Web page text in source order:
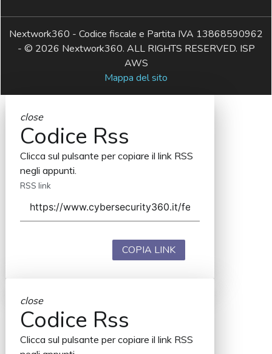
Nextwork360 - Codice fiscale e Partita IVA 13868590962
- © 2026 Nextwork360. ALL RIGHTS RESERVED. ISP
AWS
Mappa del sito
close
Codice Rss
Clicca sul pulsante per copiare il link RSS
negli appunti.
RSS link
COPIA LINK
close
Codice Rss
Clicca sul pulsante per copiare il link RSS